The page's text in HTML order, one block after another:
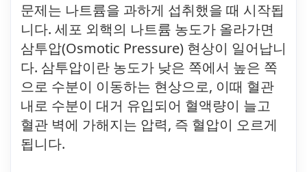
문제는 나트륨을 과하게 섭취했을 때 시작됩
니다. 세포 외핵의 나트륨 농도가 올라가면
삼투압(Osmotic Pressure) 현상이 일어납니
다. 삼투압이란 농도가 낮은 쪽에서 높은 쪽
으로 수분이 이동하는 현상으로, 이때 혈관
내로 수분이 대거 유입되어 혈액량이 늘고
혈관 벽에 가해지는 압력, 즉 혈압이 오르게
됩니다.